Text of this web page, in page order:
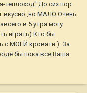
теплоход".До сих пор
вкусно ,но МАЛО.Очень
в 5 утра могу
играть).Кто бы
с МОЕЙ кровати ). За
бы пока всё.Ваша